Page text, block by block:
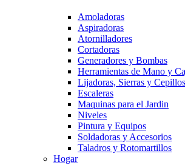
Amoladoras
Aspiradoras
Atornilladores
Cortadoras
Generadores y Bombas
Herramientas de Mano y
Lijadoras, Sierras y Cepillos
Escaleras
Maquinas para el Jardin
Niveles
Pintura y Equipos
Soldadoras y Accesorios
Taladros y Rotomartillos
Hogar